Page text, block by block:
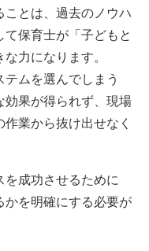
とは、過去のノウハ
保育士が「子どもと
力になります。
ムを選んでしまう
効果が得られず、現場
業から抜け出せなく
成功させるために
かを明確にする必要が